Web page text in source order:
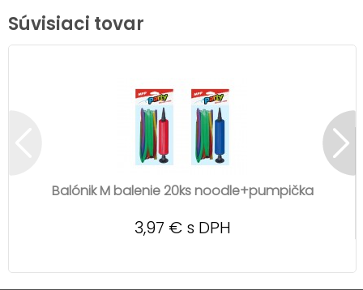
Súvisiaci tovar
Balónik M balenie 20ks noodle+pumpička
3,97 € s DPH